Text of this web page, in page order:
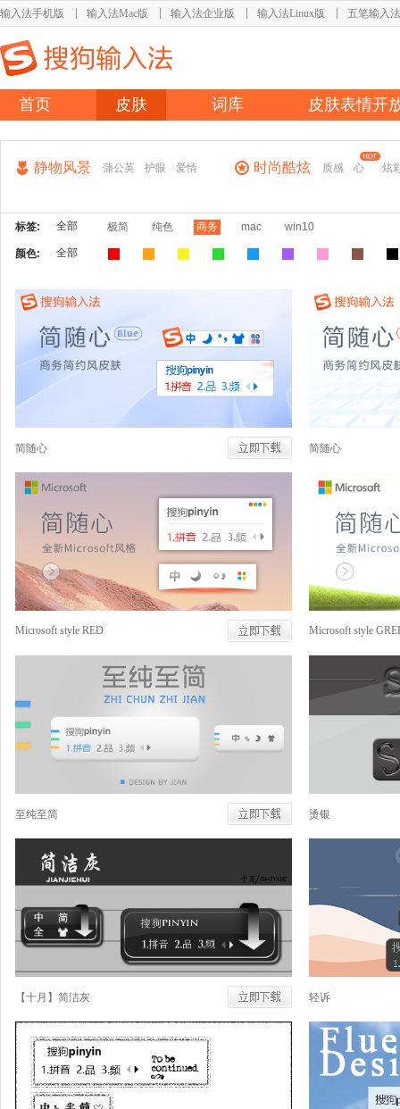
输入法手机版 输入法Mac版 输入法企业版 输入法Linux版 五笔输入法
首页 皮肤 词库 皮肤表情开
静物风景 蒲公英 护眼 爱情 时尚酷炫 质感 心 炫
标签: 全部 极简 纯色 商务 mac win10
颜色: 全部
简随心 简随心
Microsoft style RED Microsoft style
至纯至简 烫银
【十月】简洁灰 轻诉